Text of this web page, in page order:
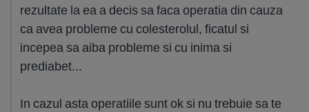
rezultate la ea a decis sa faca operatia din cauza
ca avea probleme cu colesterolul, ficatul si
incepea sa aiba probleme si cu inima si
prediabet...
In cazul asta operatiile sunt ok si nu trebuie sa te